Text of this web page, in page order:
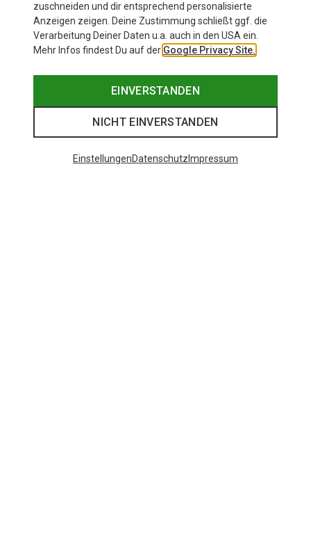
Lust auf mehr von Garmont? Dann schau im
Markenshop vorbei!
Beliebte Produkte von Garmont
zuschneiden und dir entsprechend personalisierte
Anzeigen zeigen. Deine Zustimmung schließt ggf. die
Verarbeitung Deiner Daten u.a. auch in den USA ein.
Mehr Infos findest Du auf der Google Privacy Site.
EINVERSTANDEN
NICHT EINVERSTANDEN
EinstellungenDatenschutz Impressum